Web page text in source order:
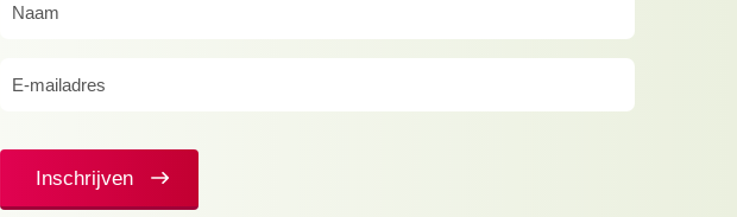
Inschrijven